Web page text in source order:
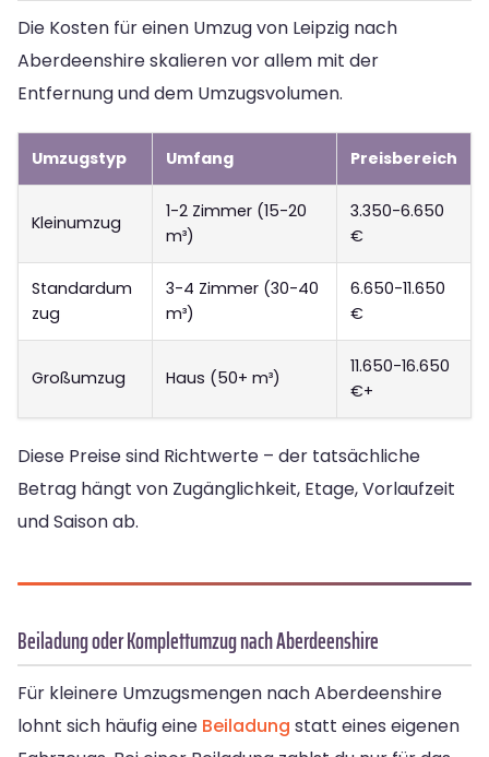
Die Kosten für einen Umzug von Leipzig nach
Aberdeenshire skalieren vor allem mit der
Entfernung und dem Umzugsvolumen.
Umzugstyp Umfang Preisbereich
Kleinumzug
1-2 Zimmer (15-20
m³)
3.350-6.650
€
Standardum
zug
3-4 Zimmer (30-40
m³)
6.650-11.650
€
Großumzug Haus (50+ m³)
11.650-16.650
€+
Diese Preise sind Richtwerte – der tatsächliche
Betrag hängt von Zugänglichkeit, Etage, Vorlaufzeit
und Saison ab.
Beiladung oder Komplettumzug nach Aberdeenshire
Für kleinere Umzugsmengen nach Aberdeenshire
lohnt sich häufig eine Beiladung statt eines eigenen